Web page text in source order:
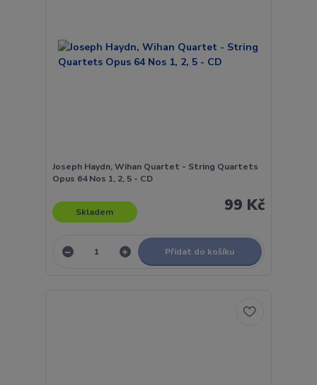
Joseph Haydn, Wihan Quartet - String Quartets
Opus 64 Nos 1, 2, 5 - CD
99 Kč
Skladem
Přidat do košíku